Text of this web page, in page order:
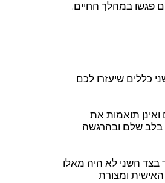
פגשו במהלך החיים.
כללים שיעזרו לכם
תואמות את
שלם ובהרגשה
בצד השני לא היה מאלו
ומצורת